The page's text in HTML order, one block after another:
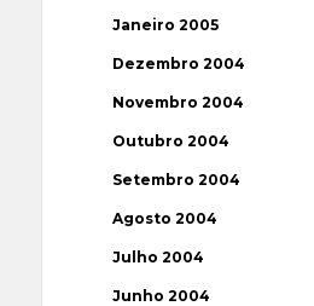
Janeiro 2005
Dezembro 2004
Novembro 2004
Outubro 2004
Setembro 2004
Agosto 2004
Julho 2004
Junho 2004